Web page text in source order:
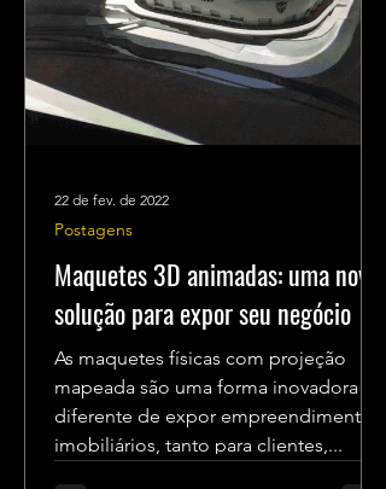
Maquetes 3D animadas: uma nova
solução para expor seu negócio
As maquetes físicas com projeção
mapeada são uma forma inovadora e
diferente de expor empreendimentos
imobiliários, tanto para clientes,...
Postagens
22 de fev. de 2022